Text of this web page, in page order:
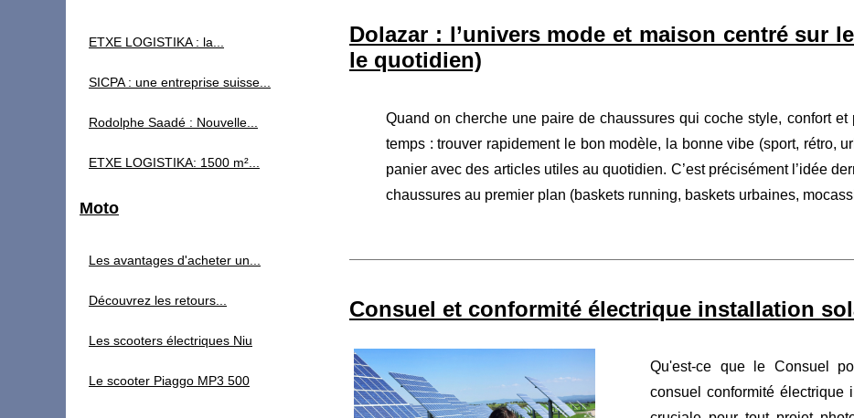
Dolazar : l’univers mode et maison centré sur
le quotidien)
Quand on cherche une paire de chaussures qui coche style, confort
temps : trouver rapidement le bon modèle, la bonne vibe (sport, rétro,
panier avec des articles utiles au quotidien. C’est précisément l’idée
chaussures au premier plan (baskets running, baskets urbaines,
Consuel et conformité électrique installation
Qu'est-ce que le Consuel
consuel conformité électrique
ETXE LOGISTIKA : la...
SICPA : une entreprise suisse...
Rodolphe Saadé : Nouvelle...
ETXE LOGISTIKA: 1500 m²...
Moto
Les avantages d'acheter un...
Découvrez les retours...
Les scooters électriques Niu
Le scooter Piaggo MP3 500